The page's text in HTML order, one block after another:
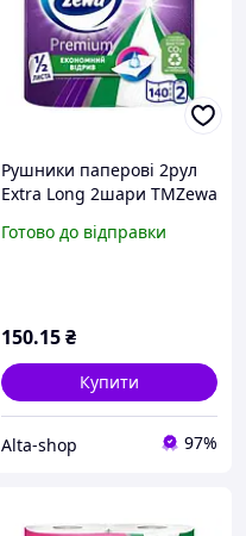
Рушники паперові 2рул
Extra Long 2шари ТМZewa
Готово до відправки
150.15₴
Купити
Alta-shop 97%